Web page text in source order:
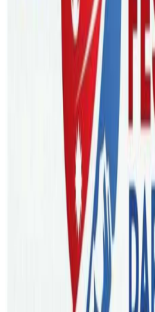
होबार्टर । अस्ट्रेलियाको
३८० ह्वेल मरेको अवस्थामा
छ । अस्ट्रेलियाको इतिहासमै
फसेको घटनामा अहिलेसम्म ३८०
गएको सोमबार तास्मेनियाको
पाइएसँगै फसेका ह्वेललाई